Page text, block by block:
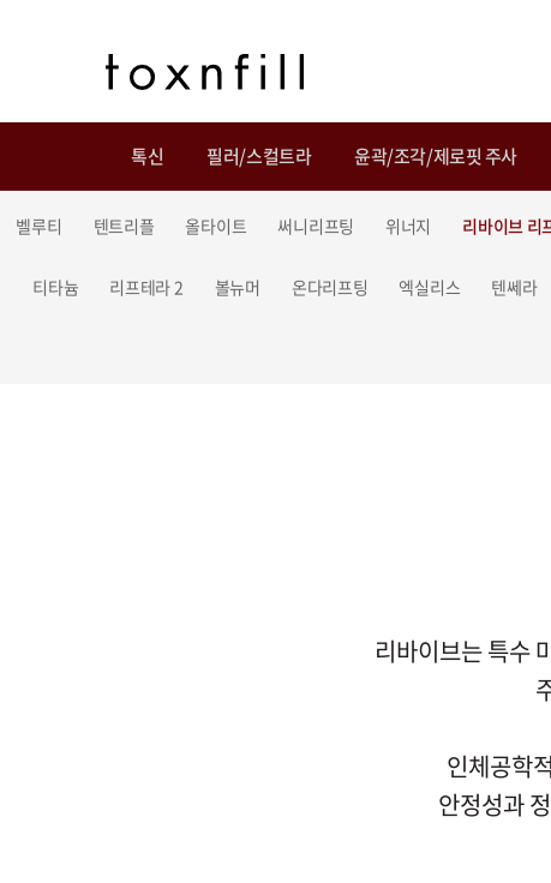
톡신 필러/스컬트라 윤곽/조각/제로핏 주사
벨루티 텐트리플 올타이트 써니리프팅 위너지 리바이브 리
티타늄 리프테라 2 볼뉴머 온다리프팅 엑실리스 텐쎄라
리바이브는 특수
인체공학
안정성과